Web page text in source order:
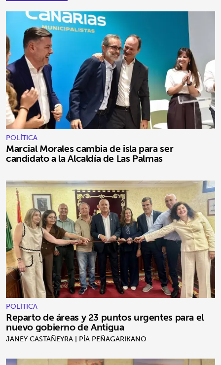
POLÍTICA
Marcial Morales cambia de isla para ser
candidato a la Alcaldía de Las Palmas
POLÍTICA
Reparto de áreas y 23 puntos urgentes para el
nuevo gobierno de Antigua
JANEY CASTAÑEYRA | PÍA PEÑAGARIKANO